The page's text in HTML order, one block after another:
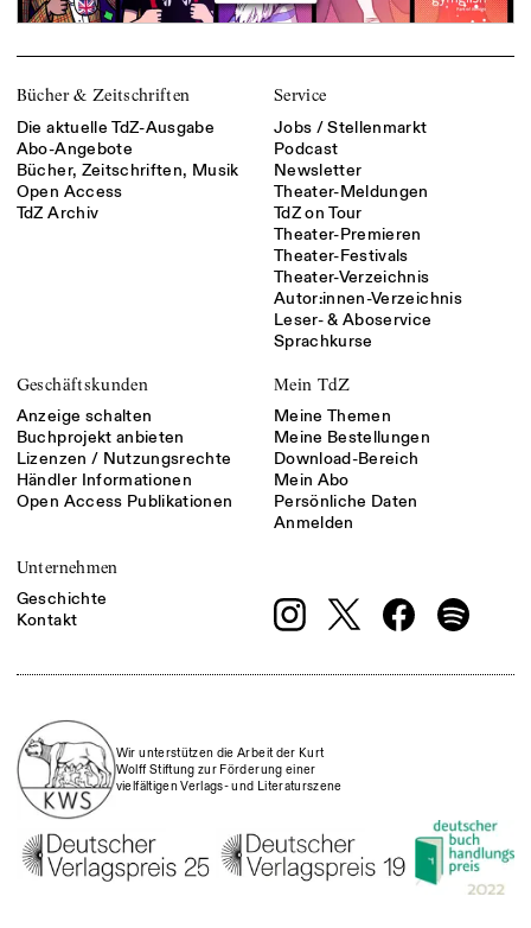
Bücher & Zeitschriften
Die aktuelle TdZ-Ausgabe
Abo-Angebote
Bücher, Zeitschriften, Musik
Open Access
TdZ Archiv
Service
Jobs / Stellenmarkt
Podcast
Newsletter
Theater-Meldungen
TdZ on Tour
Theater-Premieren
Theater-Festivals
Theater-Verzeichnis
Autor:innen-Verzeichnis
Leser- & Aboservice
Sprachkurse
Geschäftskunden
Anzeige schalten
Buchprojekt anbieten
Lizenzen / Nutzungsrechte
Händler Informationen
Open Access Publikationen
Mein TdZ
Meine Themen
Meine Bestellungen
Download-Bereich
Mein Abo
Persönliche Daten
Anmelden
Unternehmen
Geschichte
Kontakt
Wir unterstützen die Arbeit der Kurt
Wolff Stiftung zur Förderung einer
vielfältigen Verlags- und Literaturszene